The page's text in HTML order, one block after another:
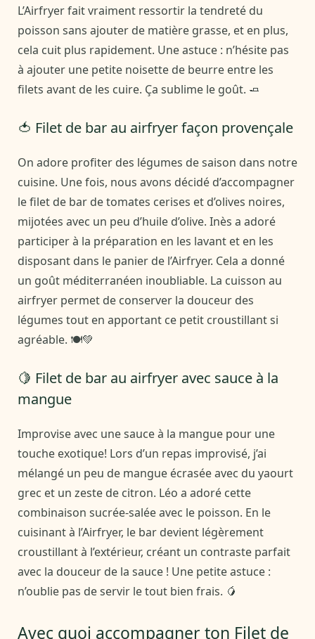
L’Airfryer fait vraiment ressortir la tendreté du
poisson sans ajouter de matière grasse, et en plus,
cela cuit plus rapidement. Une astuce : n’hésite pas
à ajouter une petite noisette de beurre entre les
filets avant de les cuire. Ça sublime le goût. 🧈
🍅 Filet de bar au airfryer façon provençale
On adore profiter des légumes de saison dans notre
cuisine. Une fois, nous avons décidé d’accompagner
le filet de bar de tomates cerises et d’olives noires,
mijotées avec un peu d’huile d’olive. Inès a adoré
participer à la préparation en les lavant et en les
disposant dans le panier de l’Airfryer. Cela a donné
un goût méditerranéen inoubliable. La cuisson au
airfryer permet de conserver la douceur des
légumes tout en apportant ce petit croustillant si
agréable. 🍽️💚
🍋 Filet de bar au airfryer avec sauce à la
mangue
Improvise avec une sauce à la mangue pour une
touche exotique! Lors d’un repas improvisé, j’ai
mélangé un peu de mangue écrasée avec du yaourt
grec et un zeste de citron. Léo a adoré cette
combinaison sucrée-salée avec le poisson. En le
cuisinant à l’Airfryer, le bar devient légèrement
croustillant à l’extérieur, créant un contraste parfait
avec la douceur de la sauce ! Une petite astuce :
n’oublie pas de servir le tout bien frais. 🥭
Avec quoi accompagner ton Filet de